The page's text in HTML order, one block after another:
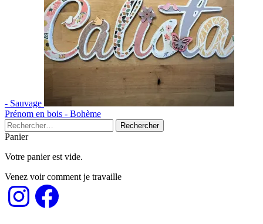
- Sauvage
Prénom en bois - Bohème
Rechercher :
Panier
Votre panier est vide.
Venez voir comment je travaille
InstagramFacebook